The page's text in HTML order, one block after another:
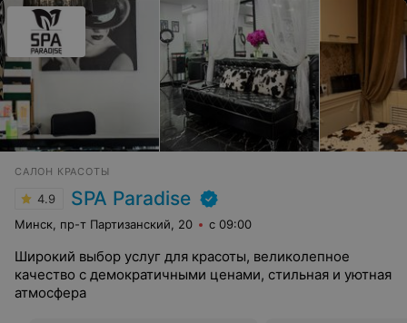
САЛОН КРАСОТЫ
4.9 SPA Paradise
Минск, пр-т Партизанский, 20 с 09:00
Широкий выбор услуг для красоты, великолепное
качество с демократичными ценами, стильная и уютная
атмосфера